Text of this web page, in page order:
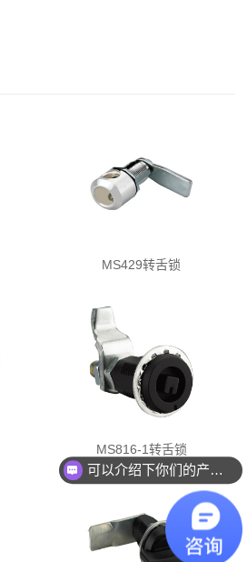
MS429转舌锁
MS816-1转舌锁
可以介绍下你们的产品么？